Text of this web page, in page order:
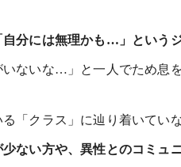
分には無理かも…」という
ないな…」と一人でため息
「クラス」に辿り着いてい
ない方や、異性とのコミュ